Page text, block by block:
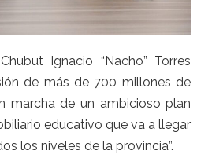
Ignacio “Nacho” Torres
de más de 700 millones de
marcha de un ambicioso plan
educativo que va a llegar
los niveles de la provincia”.